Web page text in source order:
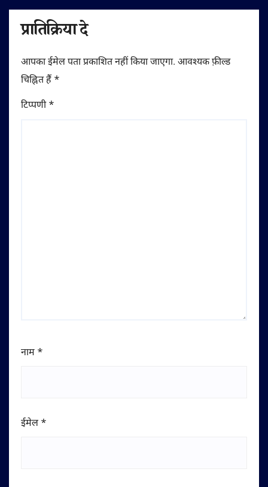
प्रातिक्रिया दे
आपका ईमेल पता प्रकाशित नहीं किया जाएगा. आवश्यक फ़ील्ड
चिह्नित हैं *
टिप्पणी*
नाम *
ईमेल *